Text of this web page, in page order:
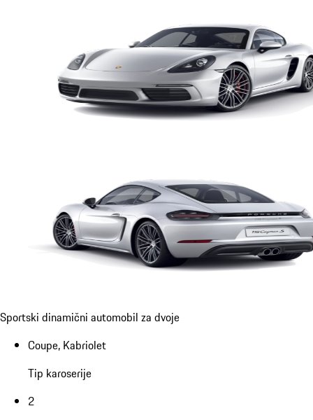
Sportski dinamični automobil za dvoje
Coupe, Kabriolet
Tip karoserije
2